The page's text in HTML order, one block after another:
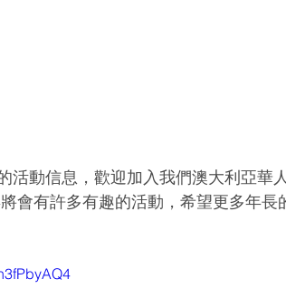
活動信息，歡迎加入我們澳大利亞華
將會有許多有趣的活動，希望更多年長